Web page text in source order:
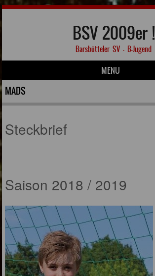
BSV 2009er !
Barsbütteler SV – B-Jugend
MENU
Skip to content
MADS
Steckbrief
Saison 2018 / 2019